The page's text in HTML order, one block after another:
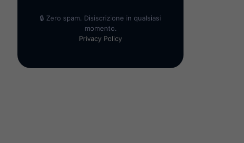
🔒 Zero spam. Disiscrizione in qualsiasi
momento.
Privacy Policy